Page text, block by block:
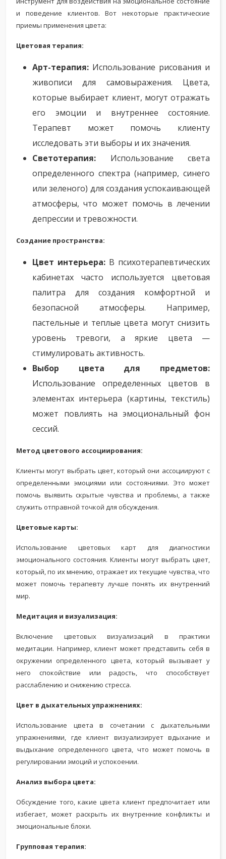
и поведение клиентов. Вот некоторые практические
приемы применения цвета:
Цветовая терапия:
Арт-терапия: Использование рисования и
живописи для самовыражения. Цвета,
которые выбирает клиент, могут отражать
его эмоции и внутреннее состояние.
Терапевт может помочь клиенту
исследовать эти выборы и их значения.
Светотерапия: Использование света
определенного спектра (например, синего
или зеленого) для создания успокаивающей
атмосферы, что может помочь в лечении
депрессии и тревожности.
Создание пространства:
Цвет интерьера: В психотерапевтических
кабинетах часто используется цветовая
палитра для создания комфортной и
безопасной атмосферы. Например,
пастельные и теплые цвета могут снизить
уровень тревоги, а яркие цвета —
стимулировать активность.
Выбор цвета для предметов:
Использование определенных цветов в
элементах интерьера (картины, текстиль)
может повлиять на эмоциональный фон
сессий.
Метод цветового ассоциирования:
Клиенты могут выбрать цвет, который они ассоциируют с
определенными эмоциями или состояниями. Это может
помочь выявить скрытые чувства и проблемы, а также
служить отправной точкой для обсуждения.
Цветовые карты:
Использование цветовых карт для диагностики
эмоционального состояния. Клиенты могут выбрать цвет,
который, по их мнению, отражает их текущие чувства, что
может помочь терапевту лучше понять их внутренний
мир.
Медитация и визуализация:
Включение цветовых визуализаций в практики
медитации. Например, клиент может представить себя в
окружении определенного цвета, который вызывает у
него спокойствие или радость, что способствует
расслаблению и снижению стресса.
Цвет в дыхательных упражнениях:
Использование цвета в сочетании с дыхательными
упражнениями, где клиент визуализирует вдыхание и
выдыхание определенного цвета, что может помочь в
регулировании эмоций и успокоении.
Анализ выбора цвета:
Обсуждение того, какие цвета клиент предпочитает или
избегает, может раскрыть их внутренние конфликты и
эмоциональные блоки.
Групповая терапия: